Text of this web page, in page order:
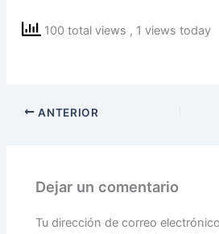
100 total views , 1 views today
ANTERIOR
Dejar un comentario
Tu dirección de correo